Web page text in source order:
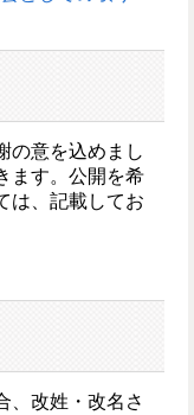
の意を込めまし
ます。公開を希
は、記載してお
、改姓・改名さ